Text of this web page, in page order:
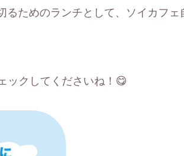
るためのランチとして、ソイカフェ
ックしてくださいね！😋